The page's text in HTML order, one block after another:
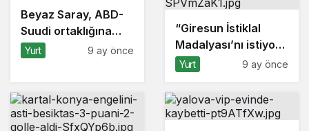
Beyaz Saray, ABD-
Suudi ortaklığına
ilişkin anlaşmaların
Yurt 9 ay önce
“Giresun İstiklal
Madalyası’nı istiyor”
kampanyasına
Yurt 9 ay önce